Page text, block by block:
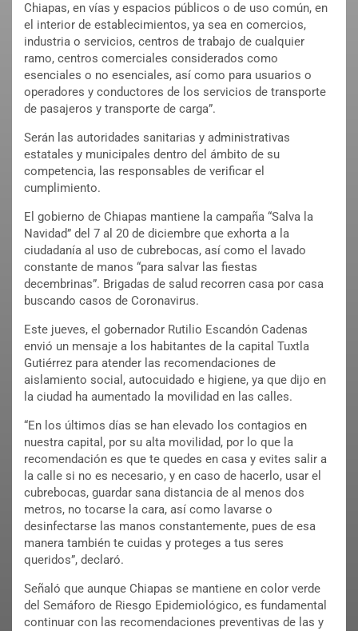
Chiapas, en vías y espacios públicos o de uso común, en
el interior de establecimientos, ya sea en comercios,
industria o servicios, centros de trabajo de cualquier
ramo, centros comerciales considerados como
esenciales o no esenciales, así como para usuarios o
operadores y conductores de los servicios de transporte
de pasajeros y transporte de carga”.
Serán las autoridades sanitarias y administrativas
estatales y municipales dentro del ámbito de su
competencia, las responsables de verificar el
cumplimiento.
El gobierno de Chiapas mantiene la campaña “Salva la
Navidad” del 7 al 20 de diciembre que exhorta a la
ciudadanía al uso de cubrebocas, así como el lavado
constante de manos “para salvar las fiestas
decembrinas”. Brigadas de salud recorren casa por casa
buscando casos de Coronavirus.
Este jueves, el gobernador Rutilio Escandón Cadenas
envió un mensaje a los habitantes de la capital Tuxtla
Gutiérrez para atender las recomendaciones de
aislamiento social, autocuidado e higiene, ya que dijo en
la ciudad ha aumentado la movilidad en las calles.
“En los últimos días se han elevado los contagios en
nuestra capital, por su alta movilidad, por lo que la
recomendación es que te quedes en casa y evites salir a
la calle si no es necesario, y en caso de hacerlo, usar el
cubrebocas, guardar sana distancia de al menos dos
metros, no tocarse la cara, así como lavarse o
desinfectarse las manos constantemente, pues de esa
manera también te cuidas y proteges a tus seres
queridos”, declaró.
Señaló que aunque Chiapas se mantiene en color verde
del Semáforo de Riesgo Epidemiológico, es fundamental
continuar con las recomendaciones preventivas de las y